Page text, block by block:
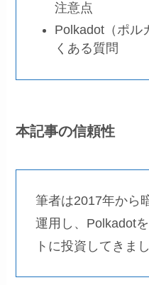
注意点
Polkadot（ポル
くある質問
本記事の信頼性
筆者は2017年から
運用し、Polkadot
トに投資してきま